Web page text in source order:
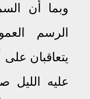
وبما أن
الرسم
يتعاقبان
عليه الليل